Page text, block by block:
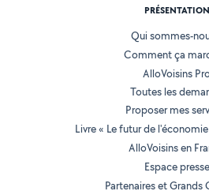
PRÉSENTATION
Qui sommes-
Comment ça
AlloVoisins
Toutes les
Proposer mes
Livre « Le futur de
AlloVoisins en
Espace presse
Partenaires et Grands